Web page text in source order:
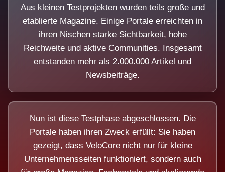
Aus kleinen Testprojekten wurden teils große und
etablierte Magazine. Einige Portale erreichten in
ihren Nischen starke Sichtbarkeit, hohe
Reichweite und aktive Communities. Insgesamt
entstanden mehr als 2.000.000 Artikel und
Newsbeiträge.
Nun ist diese Testphase abgeschlossen. Die
Portale haben ihren Zweck erfüllt: Sie haben
gezeigt, dass VeloCore nicht nur für kleine
Unternehmensseiten funktioniert, sondern auch